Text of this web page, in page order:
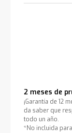
2 meses de
¡Garantía de 12
da saber que
todo un año.
*No incluida